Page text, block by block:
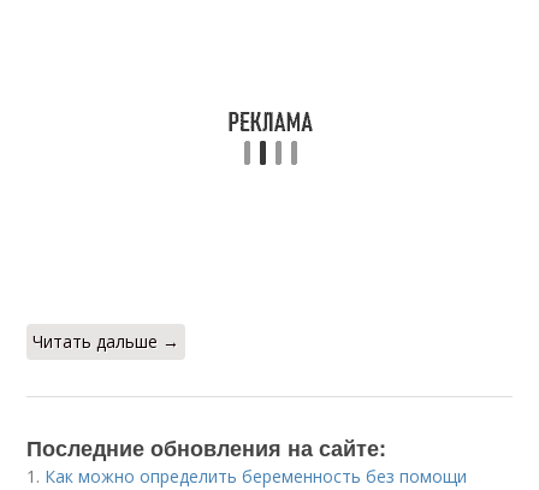
Читать дальше →
Последние обновления на сайте:
1. Как можно определить беременность без помощи